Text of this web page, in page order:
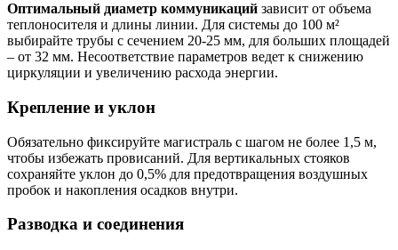
Оптимальный диаметр коммуникаций зависит от объема
теплоносителя и длины линии. Для системы до 100 м²
выбирайте трубы с сечением 20-25 мм, для больших площадей
– от 32 мм. Несоответствие параметров ведет к снижению
циркуляции и увеличению расхода энергии.
Крепление и уклон
Обязательно фиксируйте магистраль с шагом не более 1,5 м,
чтобы избежать провисаний. Для вертикальных стояков
сохраняйте уклон до 0,5% для предотвращения воздушных
пробок и накопления осадков внутри.
Разводка и соединения